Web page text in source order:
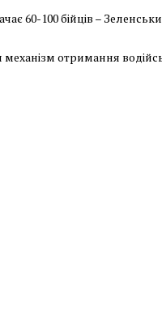
60-100 бійців –
механізм отримання